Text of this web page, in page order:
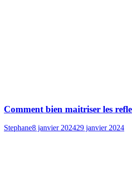
Comment bien maitriser les
Stephane8 janvier 202429 janvier 2024